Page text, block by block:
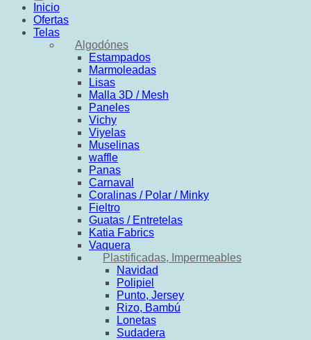
Inicio
Ofertas
Telas
Algodónes
Estampados
Marmoleadas
Lisas
Malla 3D / Mesh
Paneles
Vichy
Viyelas
Muselinas
waffle
Panas
Carnaval
Coralinas / Polar / Minky
Fieltro
Guatas / Entretelas
Katia Fabrics
Vaquera
Plastificadas, Impermeables
Navidad
Polipiel
Punto, Jersey
Rizo, Bambú
Lonetas
Sudadera